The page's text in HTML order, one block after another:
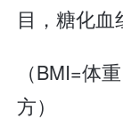
目，糖化血
（BMI=体
方）